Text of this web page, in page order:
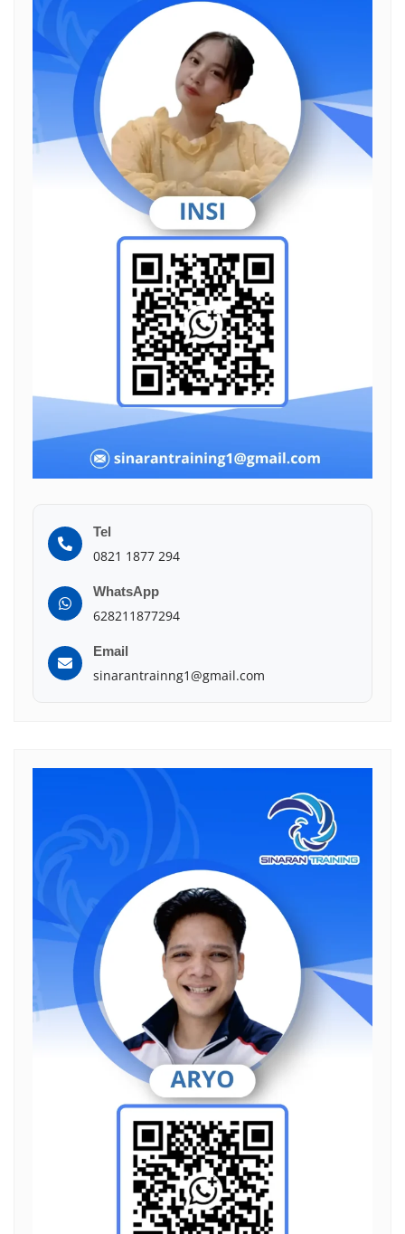
Tel
0821 1877 294
WhatsApp
628211877294
Email
sinarantrainng1@gmail.com